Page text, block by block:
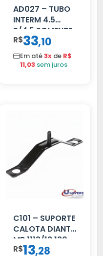
AD027 – TUBO
INTERM 4.5
P/4.5 SOMENTE
PROLONGADOR
R$33,10
Em até3x de R$
11,03 sem juros
C101 – SUPORTE
CALOTA DIANT
MB 1113/13.130
R$13,28